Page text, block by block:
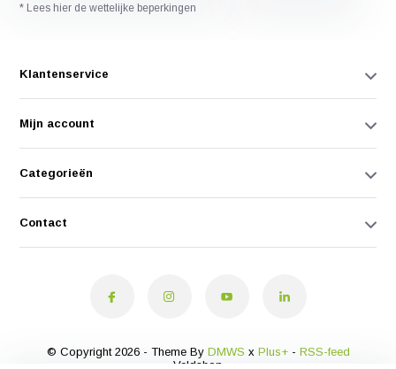
* Lees hier de wettelijke beperkingen
Klantenservice
Mijn account
Categorieën
Contact
© Copyright 2026 - Theme By DMWS x Plus+- RSS-feed
Veldshop